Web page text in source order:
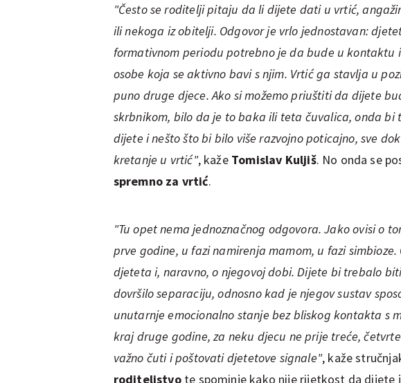
"Često se roditelji pitaju da li dijete dati u vrtić,
ili nekoga iz obitelji. Odgovor je vrlo jednostavan:
formativnom periodupotrebno je da bude u kontaktu
osobe koja se aktivno bavi s njim. Vrtić ga stavlja u
puno druge djece. Ako si možemo priuštiti da dijete
skrbnikom, bilo da je to baka ili teta čuvalica, onda bi
dijete i nešto što bi bilo više razvojno poticajno, sve
kretanje u vrtić", kaže Tomislav Kuljiš. No onda se
spremno za vrtić.
"Tu opet nema jednoznačnog odgovora. Jako ovisi o
prve godine, u fazi namirenja mamom, u fazi
djeteta i, naravno, o njegovoj dobi. Dijete bi trebalo
dovršilo separaciju, odnosno kad je njegov sustav
unutarnje emocionalno stanje bez bliskog kontakta s
kraj druge godine, za neku djecu ne prije treće,
važno čuti i poštovati djetetove signale", kaže
roditeljstvote spominje kako nije rijetkost da dijete